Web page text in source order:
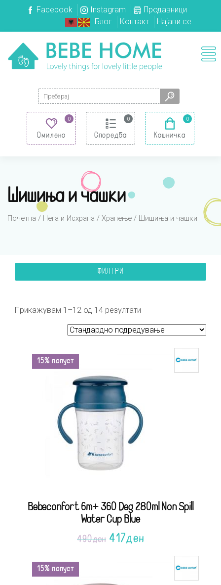
Facebook Instagram
Продавници
Блог
Контакт Најави се
Search for:
0
Омилено
0
Споредба
0
Кошничка
Шишиња и чашки
Почетна / Нега и Исхрана / Хранење / Шишиња и чашки
ФИЛТРИ
Прикажувам 1–12 од 14 резултати
15% попуст
Bebeconfort 6m+ 360 Deg 280ml Non Spill
Water Cup Blue
490ден 417ден
15% попуст